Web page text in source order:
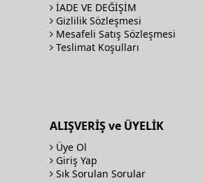
İADE VE DEĞİŞİM
Gizlilik Sözleşmesi
Mesafeli Satış Sözleşmesi
Teslimat Koşulları
ALIŞVERİŞ ve ÜYELİK
Üye Ol
Giriş Yap
Sık Sorulan Sorular